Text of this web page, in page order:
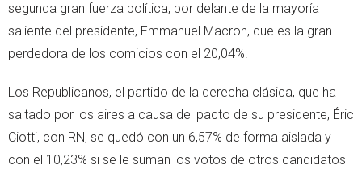
segunda gran fuerza política, por delante de la mayoría
saliente del presidente, Emmanuel Macron, que es la gran
perdedora de los comicios con el 20,04%.
Los Republicanos, el partido de la derecha clásica, que ha
saltado por los aires a causa del pacto de su presidente, Éric
Ciotti, con RN, se quedó con un 6,57% de forma aislada y
con el 10,23% si se le suman los votos de otros candidatos